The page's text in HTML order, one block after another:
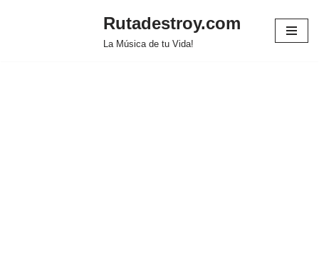
Rutadestroy.com
La Música de tu Vida!